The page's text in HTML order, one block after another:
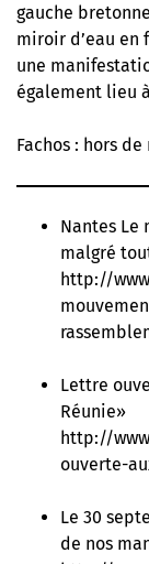
gauche
miroir d’eau en
une
également lieu
Fachos : hors
Nantes Le
malgré
http://
Lettre
Réunie»
http://
ouverte-
Le 30
de nos